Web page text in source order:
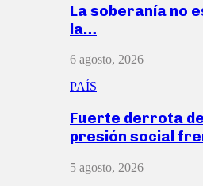
La soberanía no
la…
6 agosto, 2026
PAÍS
Fuerte derrota
presión social
5 agosto, 2026